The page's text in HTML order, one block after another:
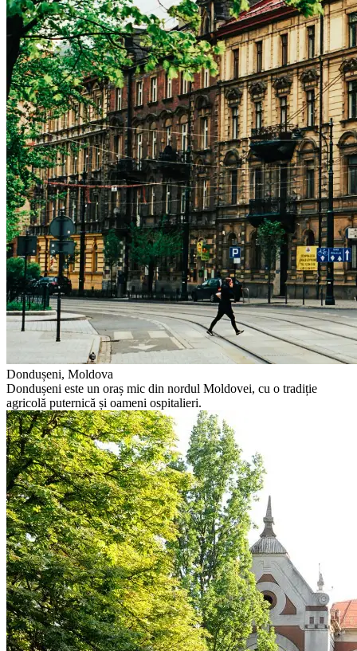
Dondușeni, Moldova
Dondușeni este un oraș mic din nordul Moldovei, cu o tradiție
agricolă puternică și oameni ospitalieri.